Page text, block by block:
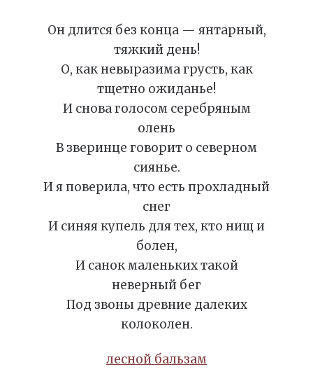
Он длится без конца — янтарный,
тяжкий день!
О, как невыразима грусть, как
тщетно ожиданье!
И снова голосом серебряным
олень
В зверинце говорит о северном
сиянье.
И я поверила, что есть прохладный
снег
И синяя купель для тех, кто нищ и
болен,
И санок маленьких такой
неверный бег
Под звоны древние далеких
колоколен.
лесной бальзам